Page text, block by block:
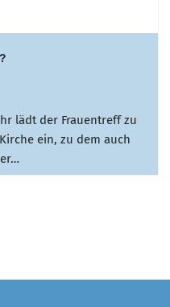
lädt der Frauentreff zu
ein, zu dem auch